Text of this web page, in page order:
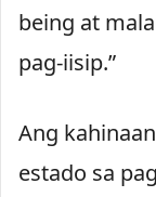
being at
pag-iisip.”
Ang
estado sa